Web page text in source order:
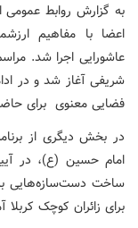
به گزارش روابط عمومی
اعضا با مفاهیم
عاشورایی اجرا شد.
شریفی آغاز شد و در
فضایی معنوی برای
در بخش دیگری از
امام حسین (ع)، در
ساخت دست‌سازه‌هایی
برای زائران کوچک کربلا